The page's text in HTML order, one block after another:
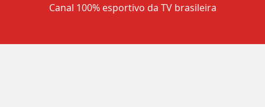
Canal 100% esportivo da TV brasileira